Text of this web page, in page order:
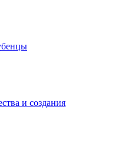
и создания